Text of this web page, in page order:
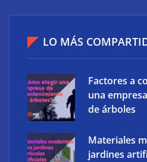
LO MÁS
Factores a
una
de árboles
Materiales
jardines